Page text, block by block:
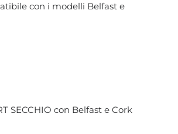
con i modelli Belfast e
SECCHIO con Belfast e Cork